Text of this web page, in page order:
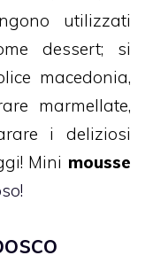
utilizzati
dessert; si
macedonia,
marmellate,
i deliziosi
Mini mousse